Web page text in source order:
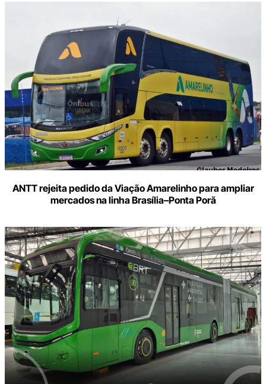
ANTT rejeita pedido da Viação Amarelinho para ampliar
mercados na linha Brasília–Ponta Porã